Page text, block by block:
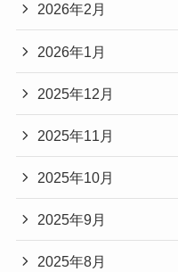
2026年2月
2026年1月
2025年12月
2025年11月
2025年10月
2025年9月
2025年8月